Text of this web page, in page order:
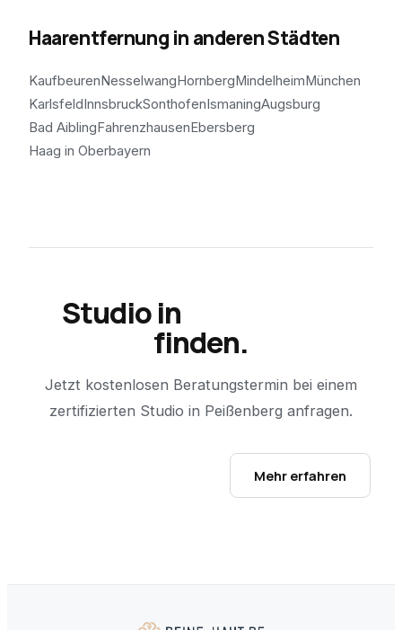
Haarentfernung in anderen Städten
KaufbeurenNesselwangHornbergMindelheimMünchen
KarlsfeldInnsbruckSonthofenIsmaningAugsburg
Bad AiblingFahrenzhausenEbersberg
Haag in Oberbayern
Studio in
finden.
Jetzt kostenlosen Beratungstermin bei einem
zertifizierten Studio in Peißenberg anfragen.
Mehr erfahren